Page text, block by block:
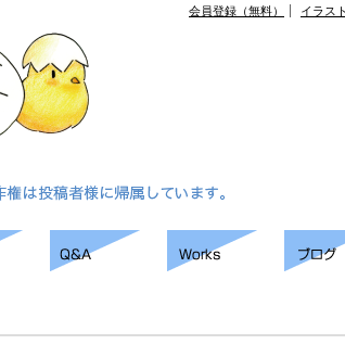
会員登録（無料） イラス